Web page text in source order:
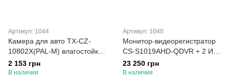
Артикул: 1044
Камера для авто TX-CZ-
10802X(PAL-M) влагостойкая
с ИК-подсветкой,
универсальная
2 153 грн
В наличии
Артикул: 1040
Монитор-видеорегистратор
CS-S1019AHD-QDVR + 2 ИК
камеры кругового обзора
для тракторов, комбайнов и
23 250 грн
В наличии